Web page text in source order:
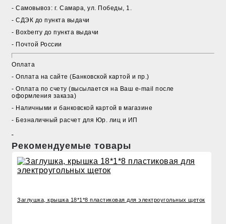
- Cамовывоз: г. Самара, ул. Победы, 1.
- СДЭК до пункта выдачи
- Boxberry до пункта выдачи
- Почтой России
Оплата
- Оплата на сайте (Банковской картой и пр.)
- Оплата по счету (высылается на Ваш e-mail после
оформления заказа)
- Наличными и банковской картой в магазине
- Безналичный расчет для Юр. лиц и ИП
Рекомендуемые товары
Заглушка, крышка 18*1*8 пластиковая для электроугольных щеток